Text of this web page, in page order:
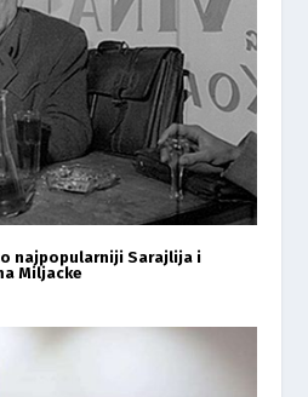
najpopularniji Sarajlija i
Miljacke